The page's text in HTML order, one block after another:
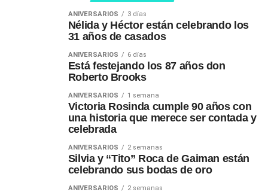
ANIVERSARIOS 3 días
Nélida y Héctor están celebrando los
31 años de casados
ANIVERSARIOS 6 días
Está festejando los 87 años don
Roberto Brooks
ANIVERSARIOS 1 semana
Victoria Rosinda cumple 90 años con
una historia que merece ser contada y
celebrada
ANIVERSARIOS 2 semanas
Silvia y “Tito” Roca de Gaiman están
celebrando sus bodas de oro
ANIVERSARIOS 2 semanas